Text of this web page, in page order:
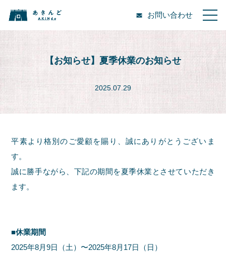
お問い合わせ
【お知らせ】夏季休業のお知らせ
2025.07.29
平素より格別のご愛顧を賜り、誠にありがとうございま
す。
誠に勝手ながら、下記の期間を夏季休業とさせていただき
ます。
■休業期間
2025年8月9日（土）〜2025年8月17日（日）